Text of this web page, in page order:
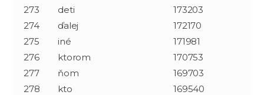
273
deti
173203
274
ďalej
172170
275
iné
171981
276
ktorom
170753
277
ňom
169703
278
kto
169540